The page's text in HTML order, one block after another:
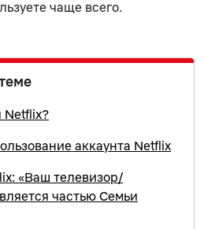
чаще всего.
Netflix?
аккаунта Netflix
«Ваш телевизор/
частью Семьи